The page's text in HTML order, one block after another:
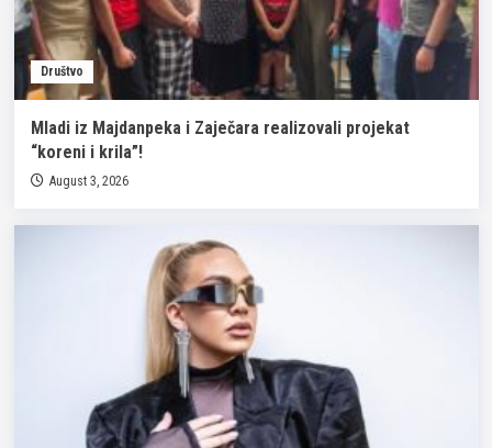
Društvo
Mladi iz Majdanpeka i Zaječara realizovali projekat
“koreni i krila”!
August 3, 2026